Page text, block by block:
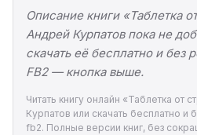
Описание книги «Таблетка
Андрей Курпатов пока не
скачать её бесплатно и без
FB2 — кнопка выше.
Читать книгу онлайн «Таблетка от
Курпатов или скачать бесплатно и
fb2. Полные версии книг, без